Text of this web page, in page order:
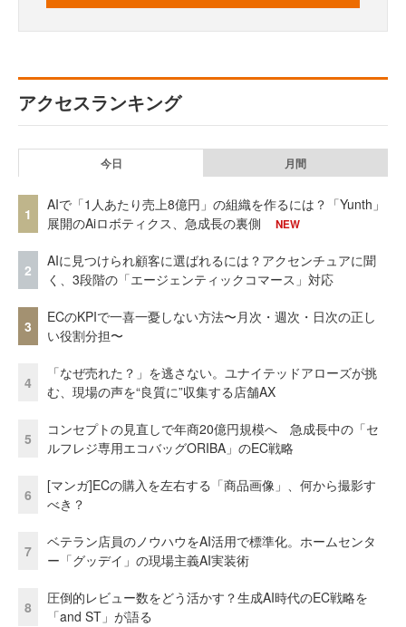
アクセスランキング
今日 月間
1
AIで「1人あたり売上8億円」の組織を作るには？「Yunth」
展開のAiロボティクス、急成長の裏側
NEW
2
AIに見つけられ顧客に選ばれるには？アクセンチュアに聞
く、3段階の「エージェンティックコマース」対応
3
ECのKPIで一喜一憂しない方法〜月次・週次・日次の正し
い役割分担〜
4
「なぜ売れた？」を逃さない。ユナイテッドアローズが挑
む、現場の声を“良質に”収集する店舗AX
5
コンセプトの見直しで年商20億円規模へ 急成長中の「セ
ルフレジ専用エコバッグORIBA」のEC戦略
6
[マンガ]ECの購入を左右する「商品画像」、何から撮影す
べき？
7
ベテラン店員のノウハウをAI活用で標準化。ホームセンタ
ー「グッデイ」の現場主義AI実装術
8
圧倒的レビュー数をどう活かす？生成AI時代のEC戦略を
「and ST」が語る